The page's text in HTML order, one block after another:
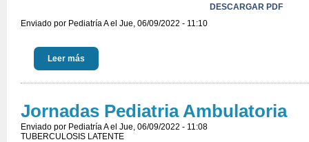
Enviado por Pediatría Ael Jue, 06/09/2022 - 11:10
DESCARGAR PDF
Leer más
Jornadas Pediatria Ambulatoria
Enviado por Pediatría Ael Jue, 06/09/2022 - 11:08
TUBERCULOSIS LATENTE